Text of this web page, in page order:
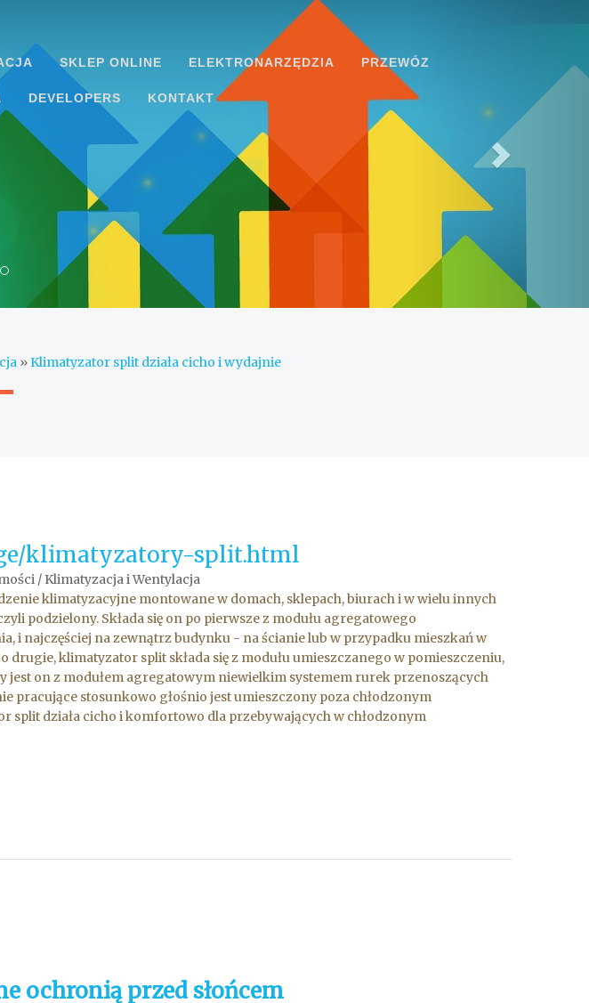
SKLEP ONLINE ELEKTRONARZĘDZIA PRZEWÓZ
DEVELOPERS KONTAKT
»Klimatyzator split działa cicho i wydajnie
klimatyzatory-split.html
/ Klimatyzacja i Wentylacja
klimatyzacyjne montowane w domach, sklepach, biurach i w wielu innych
podzielony. Składa się on po pierwsze z modułu agregatowego
i najczęściej na zewnątrz budynku - na ścianie lub w przypadku mieszkań w
drugie, klimatyzator split składa się z modułu umieszczanego w pomieszczeniu,
jest on z modułem agregatowym niewielkim systemem rurek przenoszących
pracujące stosunkowo głośnio jest umieszczony poza chłodzonym
split działa cicho i komfortowo dla przebywających w chłodzonym
ochronią przed słońcem